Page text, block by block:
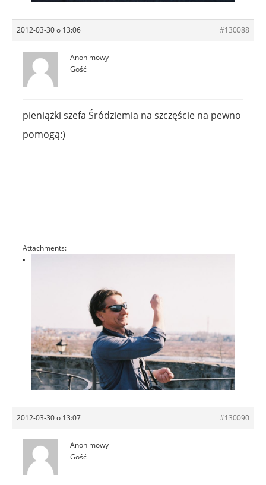
2012-03-30 o 13:06 #130088
Anonimowy
Gość
pieniążki szefa Śródziemia na szczęście na pewno
pomogą:)
Attachments:
2012-03-30 o 13:07 #130090
Anonimowy
Gość